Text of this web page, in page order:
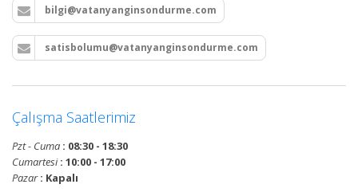
bilgi@vatanyanginsondurme.com
satisbolumu@vatanyanginsondurme.com
Çalışma Saatlerimiz
Pzt - Cuma : 08:30 - 18:30
Cumartesi: 10:00 - 17:00
Pazar: Kapalı